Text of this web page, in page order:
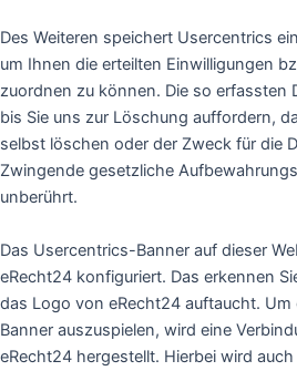
Des Weiteren speichert Usercentrics
um Ihnen die erteilten Einwilligungen
zuordnen zu können. Die so erfassten
bis Sie uns zur Löschung auffordern,
selbst löschen oder der Zweck für die
Zwingende gesetzliche
unberührt.
Das Usercentrics-Banner auf dieser
eRecht24 konfiguriert. Das erkennen
das Logo von eRecht24 auftaucht.
Banner auszuspielen, wird eine
eRecht24 hergestellt. Hierbei wird